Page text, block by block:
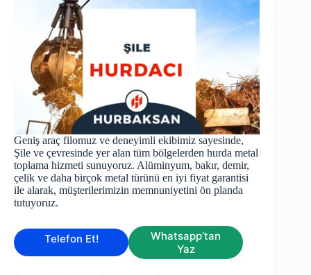
Geniş araç filomuz ve deneyimli ekibimiz sayesinde,
Şile ve çevresinde yer alan tüm bölgelerden hurda metal
toplama hizmeti sunuyoruz. Alüminyum, bakır, demir,
çelik ve daha birçok metal türünü en iyi fiyat garantisi
ile alarak, müşterilerimizin memnuniyetini ön planda
tutuyoruz.
Telefon Et!
Whatsapp’tan
Yaz